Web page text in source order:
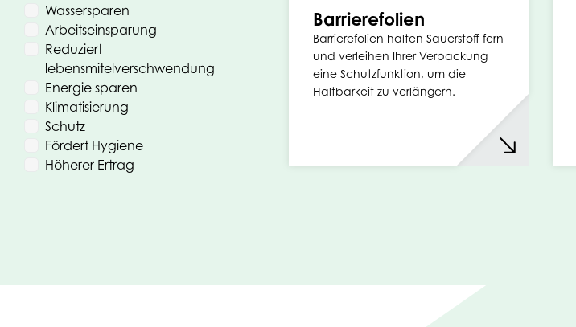
Wassersparen
Arbeitseinsparung
Reduziert
lebensmitelverschwendung
Energie sparen
Klimatisierung
Schutz
Fördert Hygiene
Höherer Ertrag
Barrierefolien
Barrierefolien halten Sauerstoff fern
und verleihen Ihrer Verpackung
eine Schutzfunktion, um die
Haltbarkeit zu verlängern.